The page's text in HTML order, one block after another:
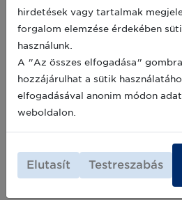
Felhasználói Csoport
eszközök és az IVD
azonosítása és jelölése”
soron következő találkozóira.
hirdetések vagy tartalmak
forgalom elemzése érdekében
használunk.
A "Az összes elfogadása"
hozzájárulhat a sütik
elfogadásával anonim módon
weboldalon.
Elutasít Testreszabás